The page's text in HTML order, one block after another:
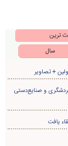
ترین
سال
+ تصاویر
و صنایع‌دستی